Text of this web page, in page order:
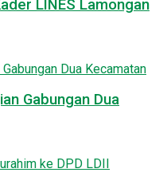
LINES Lamongan
Gabungan Dua